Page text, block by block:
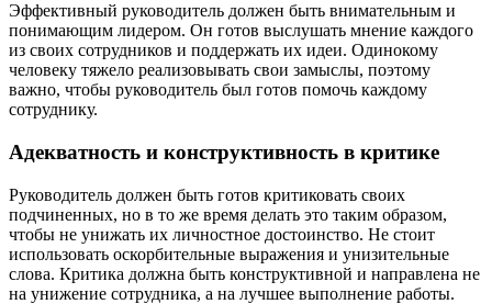
Эффективный руководитель должен быть внимательным и
понимающим лидером. Он готов выслушать мнение каждого
из своих сотрудников и поддержать их идеи. Одинокому
человеку тяжело реализовывать свои замыслы, поэтому
важно, чтобы руководитель был готов помочь каждому
сотруднику.
Адекватность и конструктивность в критике
Руководитель должен быть готов критиковать своих
подчиненных, но в то же время делать это таким образом,
чтобы не унижать их личностное достоинство. Не стоит
использовать оскорбительные выражения и унизительные
слова. Критика должна быть конструктивной и направлена не
на унижение сотрудника, а на лучшее выполнение работы.